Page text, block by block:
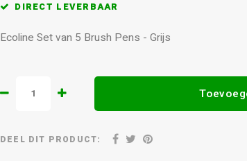
DIRECT LEVERBAAR
Ecoline Set van 5 Brush Pens - Grijs
DEEL DIT PRODUCT: